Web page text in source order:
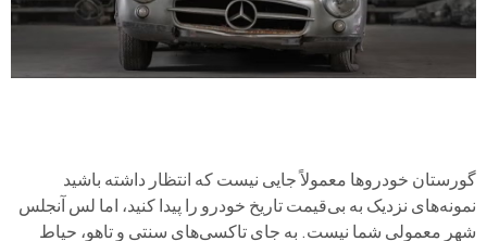
گورستان خودروها معمولاً جایی نیست که انتظار داشته باشید
نمونه‌های نزدیک به بی‌قیمت تاریخ خودرو را پیدا کنید، اما لس آنجلس
شهر معمولی شما نیست. به جای تاکسی‌های سنتی و تاهو، حیاط